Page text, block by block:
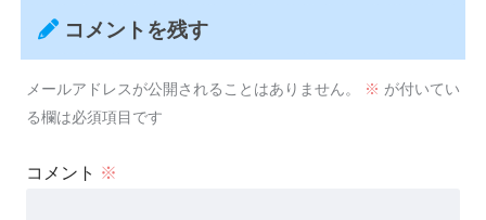
コメントを残す
メールアドレスが公開されることはありません。 ※ が付いてい
る欄は必須項目です
コメント ※